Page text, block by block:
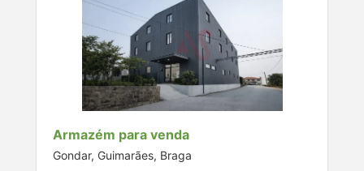
Armazém para venda
Gondar, Guimarães, Braga